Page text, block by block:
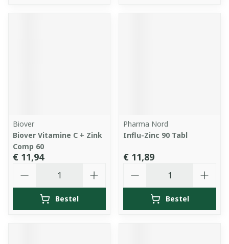
Biover
Biover Vitamine C + Zink
Comp 60
€ 11,94
Bestel
Pharma Nord
Influ-Zinc 90 Tabl
€ 11,89
Bestel